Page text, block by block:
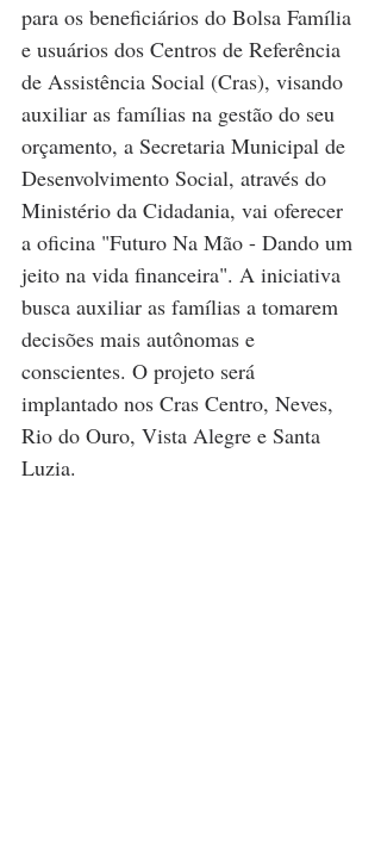
para os beneficiários do Bolsa Família
e usuários dos Centros de Referência
de Assistência Social (Cras), visando
auxiliar as famílias na gestão do seu
orçamento, a Secretaria Municipal de
Desenvolvimento Social, através do
Ministério da Cidadania, vai oferecer
a oficina "Futuro Na Mão - Dando um
jeito na vida financeira". A iniciativa
busca auxiliar as famílias a tomarem
decisões mais autônomas e
conscientes. O projeto será
implantado nos Cras Centro, Neves,
Rio do Ouro, Vista Alegre e Santa
Luzia.